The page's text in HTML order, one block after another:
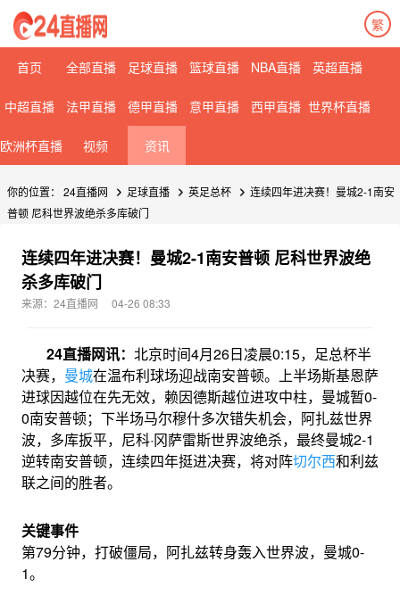
繁
首页 全部直播 足球直播 篮球直播 NBA直播 英超直播
中超直播 法甲直播 德甲直播 意甲直播 西甲直播 世界杯直播
欧洲杯直播 视频 资讯
你的位置： 24直播网 足球直播 英足总杯
连续四年进决赛！曼城2-1南安
普顿 尼科世界波绝杀多库破门
连续四年进决赛！曼城2-1南安普顿 尼科世界波绝
杀多库破门
来源：24直播网 04-26 08:33
24直播网讯： 北京时间4月26日凌晨0:15，足总杯半
决赛， 曼城在温布利球场迎战南安普顿。上半场斯基恩萨
进球因越位在先无效，赖因德斯越位进攻中柱，曼城暂0-
0南安普顿；下半场马尔穆什多次错失机会，阿扎兹世界
波，多库扳平，尼科·冈萨雷斯世界波绝杀，最终曼城2-1
逆转南安普顿，连续四年挺进决赛，将对阵切尔西和利兹
联之间的胜者。
关键事件
第79分钟，打破僵局，阿扎兹转身轰入世界波，曼城0-
1。